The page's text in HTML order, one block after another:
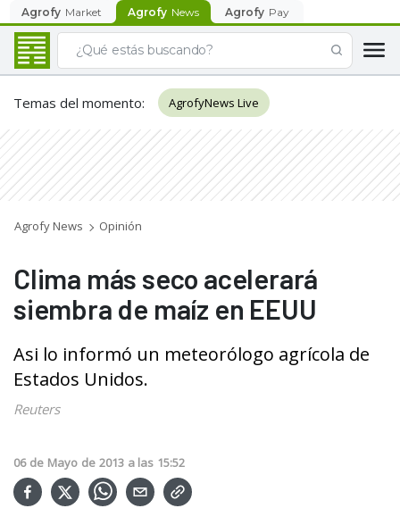
Agrofy Market Agrofy News Agrofy Pay
Temas del momento: AgrofyNews Live
Agrofy News Opinión
Clima más seco acelerará
siembra de maíz en EEUU
Asi lo informó un meteorólogo agrícola de
Estados Unidos.
Reuters
06 de Mayo de 2013 a las 15:52